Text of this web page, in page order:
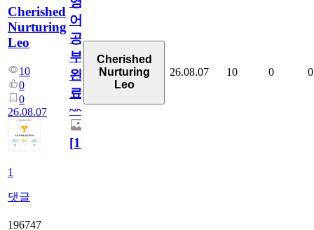
Cherished
Nurturing
Leo
10
0
0
26.08.07
1
댓글
어
공
부
완
료
~~
[1]
Cherished
Nurturing
Leo
26.08.07 10 0 0
196747